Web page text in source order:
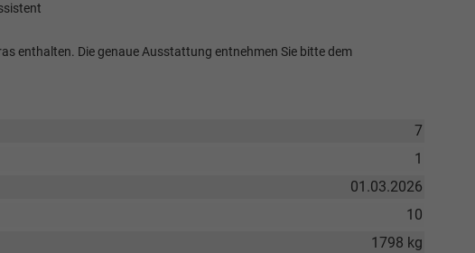
enthalten. Die genaue Ausstattung entnehmen Sie bitte dem
7
1
01.03.2026
10
1798 kg